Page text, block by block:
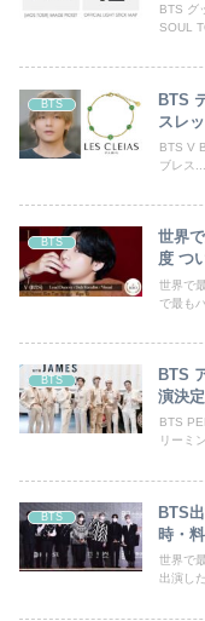
BTS グ
SOUL
BTS
BTS
スレ
BTS V
ブレス...
BTS
世界
度 つ
世界で
で最も
BTS
BTS
演決
BTS
リーミ
BTS
BTS
時・
世界で
出演し